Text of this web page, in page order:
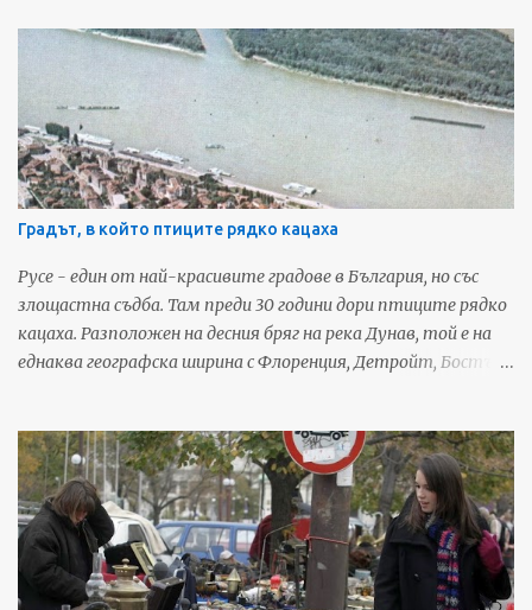
Градът, в който птиците рядко кацаха
Русе - един от най-красивите градове в България, но със
злощастна съдба. Там преди 30 години дори птиците рядко
кацаха. Разположен на десния бряг на река Дунав, той е на
еднаква географска ширина с Флоренция, Детройт, Бостън
времето на император Веспасиан, Русе е бил римска
крепост под името Сексагинта Приста – пристанище на
шейсетте кораба. Още оттогава градът има важно
транспортно-комуникационно значение. Тук се пресичат
пътищата между Европа, Ориента, Азия, Африка и
бившите съветски територии. Фото: 24ruse.com През XIX